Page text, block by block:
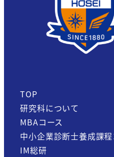
TOP
研究科について
MBAコース
中小企業診断士養成課
IM総研